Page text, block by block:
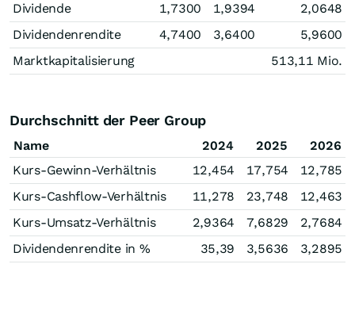
Dividende
1,7300 1,9394
2,0648
Dividendenrendite
4,7400 3,6400
5,9600
Marktkapitalisierung
513,11 Mio.
Durchschnitt der Peer Group
Name 2024 2025
2026
Kurs-Gewinn-Verhältnis
12,454 17,754
12,785
Kurs-Cashflow-Verhältnis
11,278 23,748
12,463
Kurs-Umsatz-Verhältnis
2,9364 7,6829
2,7684
Dividendenrendite in %
35,39 3,5636 3,2895